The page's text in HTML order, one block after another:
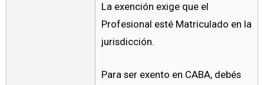
La exención exige que el
Profesional esté Matriculado en la
jurisdicción.
Para ser exento en CABA, debés